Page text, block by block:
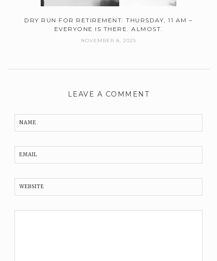
DRY RUN FOR RETIREMENT: THURSDAY, 11 AM –
EVERYONE IS THERE. ALMOST.
NOVEMBER 8, 2025
LEAVE A COMMENT
NAME
EMAIL
WEBSITE